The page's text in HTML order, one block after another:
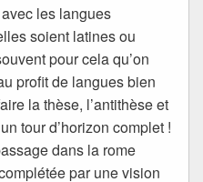
les langues
soient latines ou
pour cela qu’on
profit de langues bien
la thèse, l’antithèse et
tour d’horizon complet !
dans la rome
par une vision